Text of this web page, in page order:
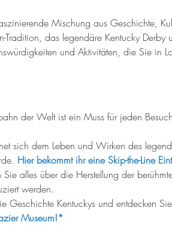
Mischung aus Geschichte,
Tradition, das legendäre Kentucky
und Aktivitäten, die Sie in
der Welt ist ein Muss für jeden
sich dem Leben und Wirken des
Hier bekommt ihr eine Skip-the-Line
Sie alles über die Herstellung der
werden.
Geschichte Kentuckys und entdecken
Museum!*